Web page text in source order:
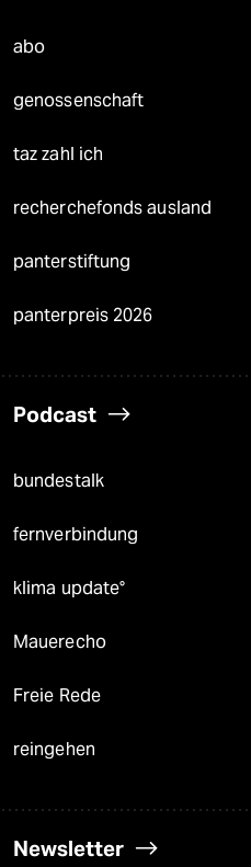
abo
genossenschaft
taz zahl ich
recherchefonds ausland
panterstiftung
panterpreis 2026
Podcast
bundestalk
fernverbindung
klima update°
Mauerecho
Freie Rede
reingehen
Newsletter